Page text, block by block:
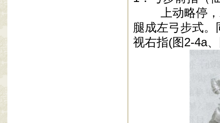
上动略停，左
腿成左弓步式
视右指(图2-4a